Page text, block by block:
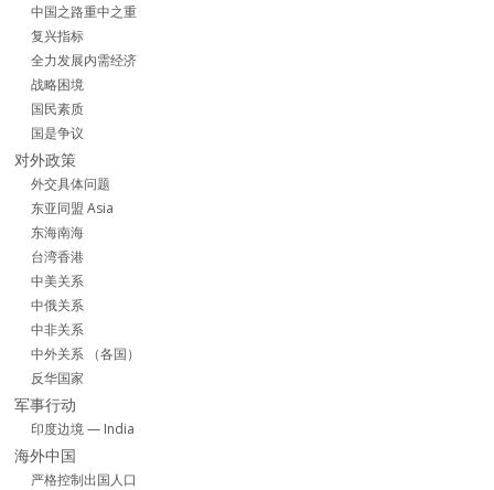
中国之路重中之重
复兴指标
全力发展内需经济
战略困境
国民素质
国是争议
对外政策
外交具体问题
东亚同盟 Asia
东海南海
台湾香港
中美关系
中俄关系
中非关系
中外关系 （各国）
反华国家
军事行动
印度边境 — India
海外中国
严格控制出国人口